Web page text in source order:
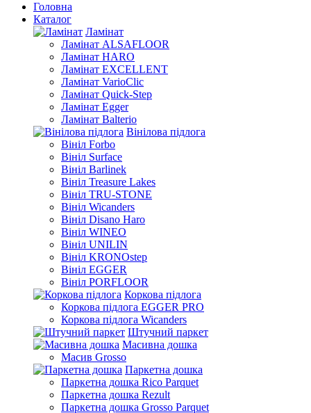
Головна
Каталог
Ламінат
Ламінат ALSAFLOOR
Ламінат HARO
Ламінат EXCELLENT
Ламінат VarioClic
Ламінат Quick-Step
Ламінат Egger
Ламінат Balterio
Вінілова підлога
Вініл Forbo
Вініл Surface
Вініл Barlinek
Вініл Treasure Lakes
Вініл TRU-STONE
Вініл Wicanders
Вініл Disano Haro
Вініл WINEO
Вініл UNILIN
Вініл KRONOstep
Вініл EGGER
Вініл PORFLOOR
Коркова підлога
Коркова підлога EGGER PRO
Коркова підлога Wicanders
Штучний паркет
Масивна дошка
Масив Grosso
Паркетна дошка
Паркетна дошка Rico Parquet
Паркетна дошка Rezult
Паркетна дошка Grosso Parquet